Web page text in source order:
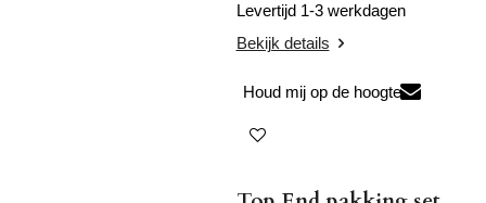
Levertijd 1-3 werkdagen
Bekijk details
Houd mij op de hoogte